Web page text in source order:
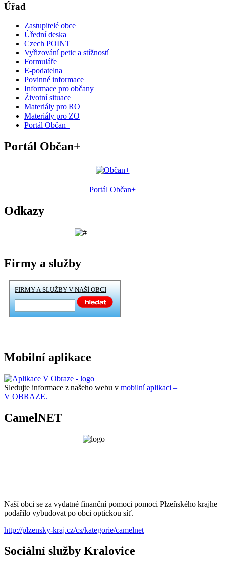
Úřad
Zastupitelé obce
Úřední deska
Czech POINT
Vyřizování petic a stížností
Formuláře
E-podatelna
Povinné informace
Informace pro občany
Životní situace
Materiály pro RO
Materiály pro ZO
Portál Občan+
Portál Občan+
Portál Občan+
Odkazy
Firmy a služby
FIRMY A SLUŽBY V NAŠÍ OBCI
Mobilní aplikace
Sledujte informace z našeho webu v mobilní aplikaci –
V OBRAZE.
CamelNET
Naší obci se za vydatné finanční pomoci pomoci Plzeňského krajhe
podařilo vybudovat po obci optickou síť.
http://plzensky-kraj.cz/cs/kategorie/camelnet
Sociální služby Kralovice